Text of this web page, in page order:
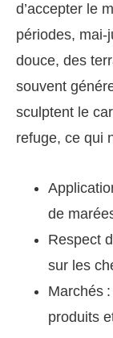
d’accepter le
périodes, mai-
douce, des
souvent
sculptent le
refuge, ce qui
de
Respect
sur les
Marchés
produits